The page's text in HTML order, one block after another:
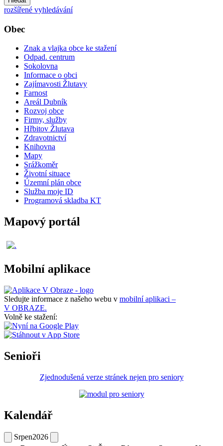
rozšířené vyhledávání
Obec
Znak a vlajka obce ke stažení
Odpad. centrum
Sokolovna
Informace o obci
Zajímavosti Žlutavy
Farnost
Areál Dubník
Rozvoj obce
Firmy, služby
Hřbitov Žlutava
Zdravotnictví
Knihovna
Mapy
Srážkoměr
Životní situace
Územní plán obce
Služba moje ID
Programová skladba KT
Mapový portál
Mobilní aplikace
Sledujte informace z našeho webu v mobilní aplikaci –
V OBRAZE.
Volně ke stažení:
Senioři
Zjednodušená verze stránek nejen pro seniory
Kalendář
Srpen2026